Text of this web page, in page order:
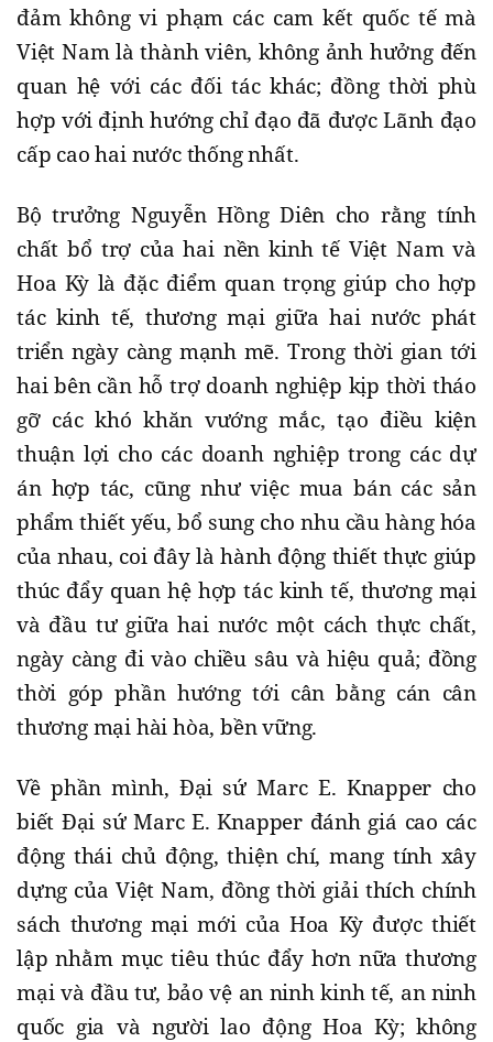
đảm không vi phạm các cam kết quốc tế mà
Việt Nam là thành viên, không ảnh hưởng đến
quan hệ với các đối tác khác; đồng thời phù
hợp với định hướng chỉ đạo đã được Lãnh đạo
cấp cao hai nước thống nhất.
Bộ trưởng Nguyễn Hồng Diên cho rằng tính
chất bổ trợ của hai nền kinh tế Việt Nam và
Hoa Kỳ là đặc điểm quan trọng giúp cho hợp
tác kinh tế, thương mại giữa hai nước phát
triển ngày càng mạnh mẽ. Trong thời gian tới
hai bên cần hỗ trợ doanh nghiệp kịp thời tháo
gỡ các khó khăn vướng mắc, tạo điều kiện
thuận lợi cho các doanh nghiệp trong các dự
án hợp tác, cũng như việc mua bán các sản
phẩm thiết yếu, bổ sung cho nhu cầu hàng hóa
của nhau, coi đây là hành động thiết thực giúp
thúc đẩy quan hệ hợp tác kinh tế, thương mại
và đầu tư giữa hai nước một cách thực chất,
ngày càng đi vào chiều sâu và hiệu quả; đồng
thời góp phần hướng tới cân bằng cán cân
thương mại hài hòa, bền vững.
Về phần mình, Đại sứ Marc E. Knapper cho
biết Đại sứ Marc E. Knapper đánh giá cao các
động thái chủ động, thiện chí, mang tính xây
dựng của Việt Nam, đồng thời giải thích chính
sách thương mại mới của Hoa Kỳ được thiết
lập nhằm mục tiêu thúc đẩy hơn nữa thương
mại và đầu tư, bảo vệ an ninh kinh tế, an ninh
quốc gia và người lao động Hoa Kỳ; không